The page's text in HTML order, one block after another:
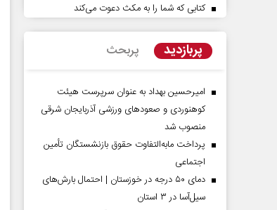
کتابی که شما را به مکث دعوت می‌کند
پربازدید پربحث
امیرحسین بهداد به عنوان سرپرست هیئت
کوهنوردی و صعودهای ورزشی آذربایجان شرقی
منصوب شد
پرداخت مابه‌التفاوت حقوق بازنشستگان تأمین
اجتماعی
دمای ۵۰ درجه در خوزستان | احتمال بارش‌های
سیل‌آسا در ۳ استان
روز
دکتر حسین قرایی -
رسانه ملی